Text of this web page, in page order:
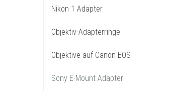
Nikon 1 Adapter
Objektiv-Adapterringe
Objektive auf Canon EOS
Sony E-Mount Adapter